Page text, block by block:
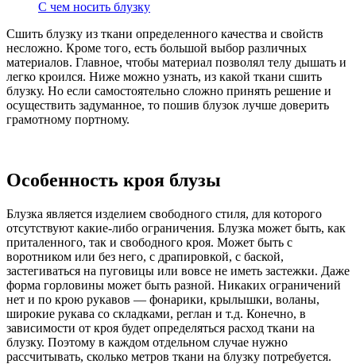
С чем носить блузку
Сшить блузку из ткани определенного качества и свойств
несложно. Кроме того, есть большой выбор различных
материалов. Главное, чтобы материал позволял телу дышать и
легко кроился. Ниже можно узнать, из какой ткани сшить
блузку. Но если самостоятельно сложно принять решение и
осуществить задуманное, то пошив блузок лучше доверить
грамотному портному.
Особенность кроя блузы
Блузка является изделием свободного стиля, для которого
отсутствуют какие-либо ограничения. Блузка может быть, как
приталенного, так и свободного кроя. Может быть с
воротником или без него, с драпировкой, с баской,
застегиваться на пуговицы или вовсе не иметь застежки. Даже
форма горловины может быть разной. Никаких ограничений
нет и по крою рукавов — фонарики, крылышки, воланы,
широкие рукава со складками, реглан и т.д. Конечно, в
зависимости от кроя будет определяться расход ткани на
блузку. Поэтому в каждом отдельном случае нужно
рассчитывать, сколько метров ткани на блузку потребуется.